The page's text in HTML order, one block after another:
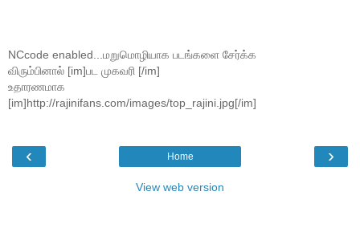
NCcode enabled...மறுமொழியாக படங்களை சேர்க்க
விரும்பினால் [im]பட முகவரி [/im]
உதாரணமாக
[im]http://rajinifans.com/images/top_rajini.jpg[/im]
‹ ›
Home
View web version